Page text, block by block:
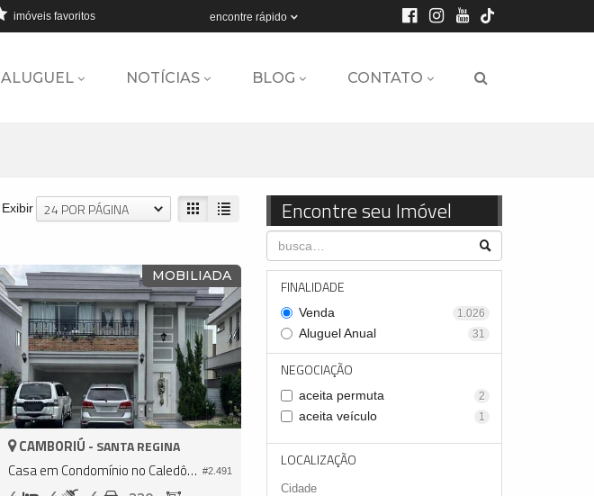
encontre rápido
imóveis favoritos
ALUGUEL NOTÍCIAS BLOG CONTATO
Encontre seu Imóvel
FINALIDADE
Venda 1.026
Aluguel Anual 31
NEGOCIAÇÃO
aceita permuta 2
aceita veículo 1
LOCALIZAÇÃO
Cidade
Exibir 24 POR PÁGINA
MOBILIADA
#2.491
CAMBORIÚ - SANTA REGINA
Casa em Condomínio no Caledônia Private Village